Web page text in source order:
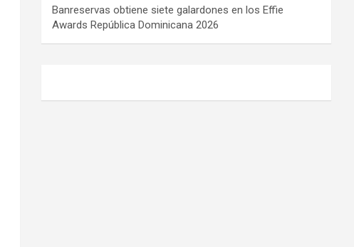
Banreservas obtiene siete galardones en los Effie
Awards República Dominicana 2026